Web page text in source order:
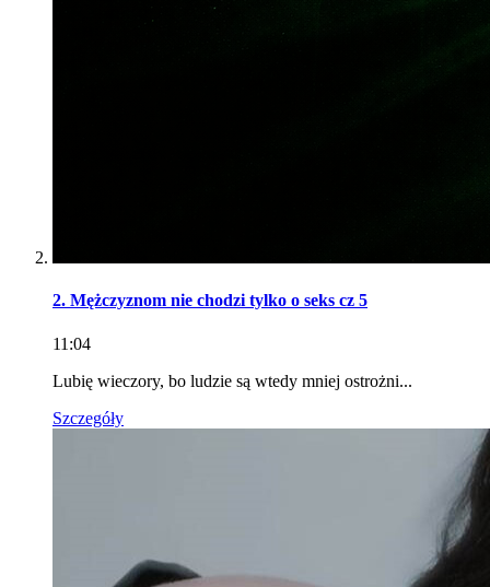
2. Mężczyznom nie chodzi tylko o seks cz 5
11:04
Lubię wieczory, bo ludzie są wtedy mniej ostrożni...
Szczegóły